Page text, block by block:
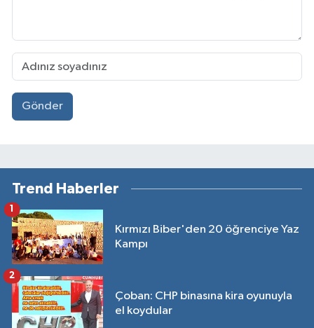
Gönder
Trend Haberler
Kırmızı Biber'den 20 öğrenciye Yaz
Kampı
1
Çoban: CHP binasına kira oyunuyla
el koydular
2